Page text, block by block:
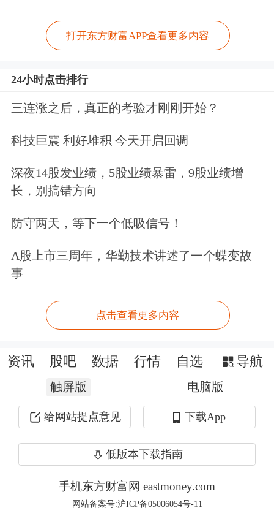
均属于消费赛道，分别代表高端白酒、
伏储能的 禾迈股份股价也一度突破千
元。
值得注意的是，除贵州茅台外，上述其
业绩压力等影响，目前股价均已跌至千
元以下。
球，科技赛道开始重塑千元股的版图，
首先突破千元的是算力芯片龙头寒武
纪，公司股价于2025年8月19日盘中率
先撞线，成为AI时代第一只千元股。
2026年以来，光芯片龙头源杰科技、光
模块测试龙头联讯仪器先后加入千元股
阵营。5月12日，中际旭创成为A股历
打开东方财富APP查看更多内容
24小时点击排行
三连涨之后，真正的考验才刚刚开始？
科技巨震 利好堆积 今天开启回调
深夜14股发业绩，5股业绩暴雷，9股业绩增
长，别搞错方向
防守两天，等下一个低吸信号！
A股上市三周年，华勤技术讲述了一个蝶变故
事
点击查看更多内容
资讯 股吧 数据 行情 自选 导航
触屏版 电脑版
给网站提点意见 下载App
低版本下载指南
手机东方财富网 eastmoney.com
网站备案号:沪ICP备05006054号-11